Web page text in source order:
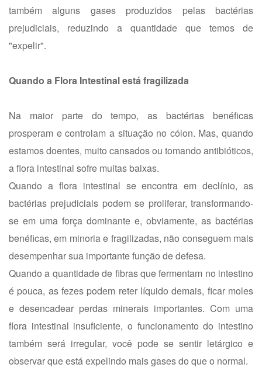
também alguns gases produzidos pelas bactérias
prejudiciais, reduzindo a quantidade que temos de
"expelir".
Quando a Flora Intestinal está fragilizada
Na maior parte do tempo, as bactérias benéficas
prosperam e controlam a situação no cólon. Mas, quando
estamos doentes, muito cansados ou tomando antibióticos,
a flora intestinal sofre muitas baixas.
Quando a flora intestinal se encontra em declínio, as
bactérias prejudiciais podem se proliferar, transformando-
se em uma força dominante e, obviamente, as bactérias
benéficas, em minoria e fragilizadas, não conseguem mais
desempenhar sua importante função de defesa.
Quando a quantidade de fibras que fermentam no intestino
é pouca, as fezes podem reter líquido demais, ficar moles
e desencadear perdas minerais importantes. Com uma
flora intestinal insuficiente, o funcionamento do intestino
também será irregular, você pode se sentir letárgico e
observar que está expelindo mais gases do que o normal.